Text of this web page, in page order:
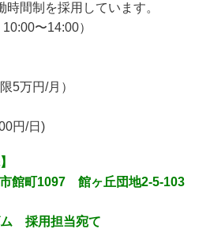
間制を採用しています。
〜14:00）
5万円/月）
円/日)
館町1097 館ヶ丘団地2-5-103
ム 採用担当宛て